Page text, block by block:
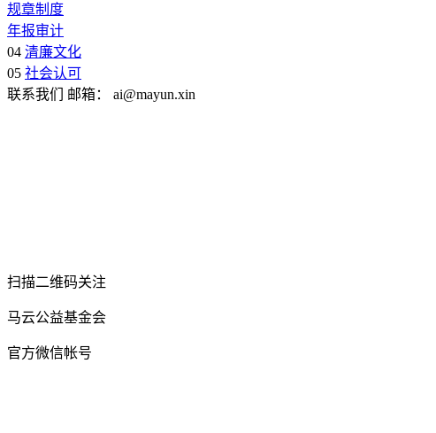
规章制度
年报审计
04 清廉文化
05 社会认可
联系我们
邮箱： ai@mayun.xin
扫描二维码关注
马云公益基金会
官方微信帐号